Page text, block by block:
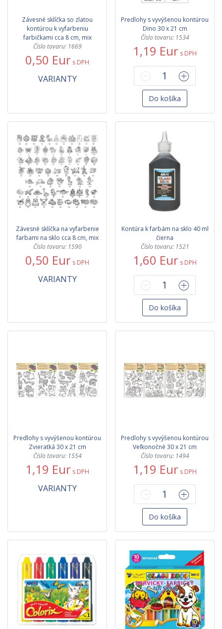
Závesné sklíčka so zlatou
kontúrou k vyfarbeniu
farbičkami cca 8 cm, mix
Číslo tovaru: 1669
0,50 Eur s DPH
VARIANTY
Predlohy s vyvýšenou kontúrou
Dino 30 x 21 cm
Číslo tovaru: 1534
1,19 Eur s DPH
Do košíka
Závesné sklíčka na vyfarbenie
farbami na sklo cca 8 cm, mix
Číslo tovaru: 1590
0,50 Eur s DPH
VARIANTY
Kontúra k farbám na sklo 40 ml
čierna
Číslo tovaru: 1521
1,60 Eur s DPH
Do košíka
Predlohy s vyvýšenou kontúrou
Zvieratká 30 x 21 cm
Číslo tovaru: 1554
1,19 Eur s DPH
VARIANTY
Predlohy s vyvýšenou kontúrou
Veľkonočné 30 x 21 cm
Číslo tovaru: 1494
1,19 Eur s DPH
Do košíka